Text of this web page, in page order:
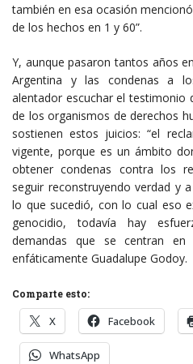
también en esa ocasión
de los hechos en 1 y 60”.
Y, aunque pasaron tantos años
Argentina y las condenas a
alentador escuchar el testimonio
de los organismos de derechos
sostienen estos juicios: “el
vigente, porque es un ámbito
obtener condenas contra los
seguir reconstruyendo verdad y
lo que sucedió, con lo cual eso
genocidio, todavía hay
demandas que se centran en
enfáticamente Guadalupe Godoy.
Comparte esto:
X Facebook
WhatsApp